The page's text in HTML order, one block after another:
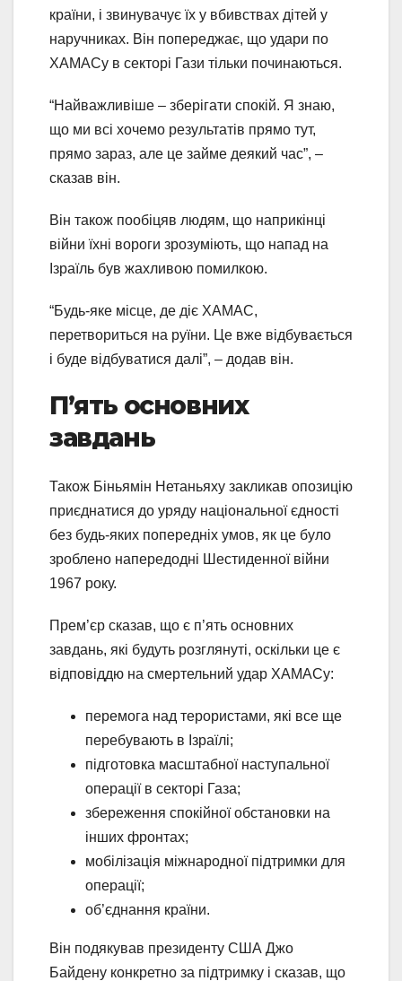
країни, і звинувачує їх у вбивствах дітей у
наручниках. Він попереджає, що удари по
ХАМАСу в секторі Гази тільки починаються.
“Найважливіше – зберігати спокій. Я знаю,
що ми всі хочемо результатів прямо тут,
прямо зараз, але це займе деякий час”, –
сказав він.
Він також пообіцяв людям, що наприкінці
війни їхні вороги зрозуміють, що напад на
Ізраїль був жахливою помилкою.
“Будь-яке місце, де діє ХАМАС,
перетвориться на руїни. Це вже відбувається
і буде відбуватися далі”, – додав він.
П’ять основних
завдань
Також Біньямін Нетаньяху закликав опозицію
приєднатися до уряду національної єдності
без будь-яких попередніх умов, як це було
зроблено напередодні Шестиденної війни
1967 року.
Прем’єр сказав, що є п’ять основних
завдань, які будуть розглянуті, оскільки це є
відповіддю на смертельний удар ХАМАСу:
перемога над терористами, які все ще
перебувають в Ізраїлі;
підготовка масштабної наступальної
операції в секторі Газа;
збереження спокійної обстановки на
інших фронтах;
мобілізація міжнародної підтримки для
операції;
об’єднання країни.
Він подякував президенту США Джо
Байдену конкретно за підтримку і сказав, що